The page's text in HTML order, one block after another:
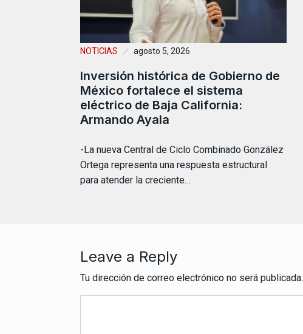
NOTICIAS agosto 5, 2026
Inversión histórica de Gobierno de
México fortalece el sistema
eléctrico de Baja California:
Armando Ayala
-La nueva Central de Ciclo Combinado González
Ortega representa una respuesta estructural
para atender la creciente…
Leave a Reply
Tu dirección de correo electrónico no será publicada.